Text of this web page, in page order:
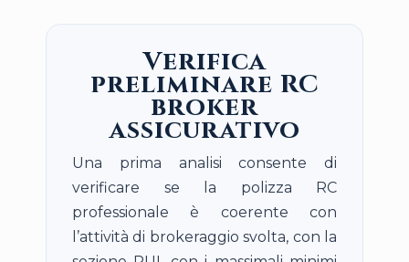
Verifica
preliminare RC
broker
assicurativo
Una prima analisi consente di
verificare se la polizza RC
professionale è coerente con
l’attività di brokeraggio svolta, con la